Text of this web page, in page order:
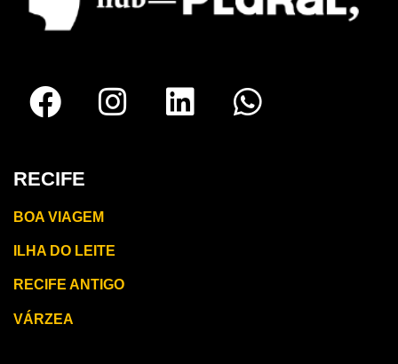
RECIFE
BOA VIAGEM
ILHA DO LEITE
RECIFE ANTIGO
VÁRZEA